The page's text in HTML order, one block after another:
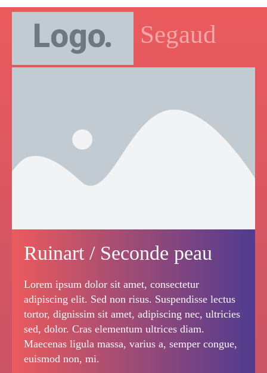
Thomas Segaud
Ruinart / Seconde peau
Lorem ipsum dolor sit amet, consectetur
adipiscing elit. Sed non risus. Suspendisse lectus
tortor, dignissim sit amet, adipiscing nec, ultricies
sed, dolor. Cras elementum ultrices diam.
Maecenas ligula massa, varius a, semper congue,
euismod non, mi.